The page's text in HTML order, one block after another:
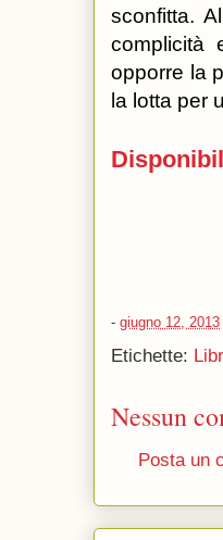
sconfitta.
complicità
opporre la
la lotta per
- giugno 12, 2013
Etichette:
Nessun
Posta un